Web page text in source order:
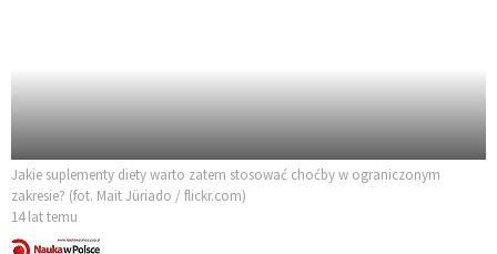
Jakie suplementy diety warto zatem stosować choćby w ograniczonym
zakresie? (fot. Mait Jüriado / flickr.com)
14 lat temu